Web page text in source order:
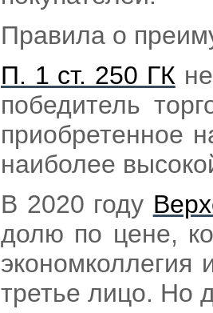
Правила о
П. 1 ст. 250 ГК
победитель
приобретенное
наиболее
В 2020 году
долю по цене,
экономколлегия
третье лицо. Но